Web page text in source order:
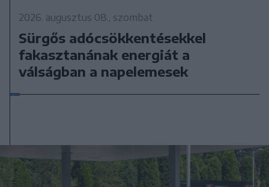
2026. augusztus 08., szombat
Sürgős adócsökkentésekkel
fakasztanának energiát a
válságban a napelemesek